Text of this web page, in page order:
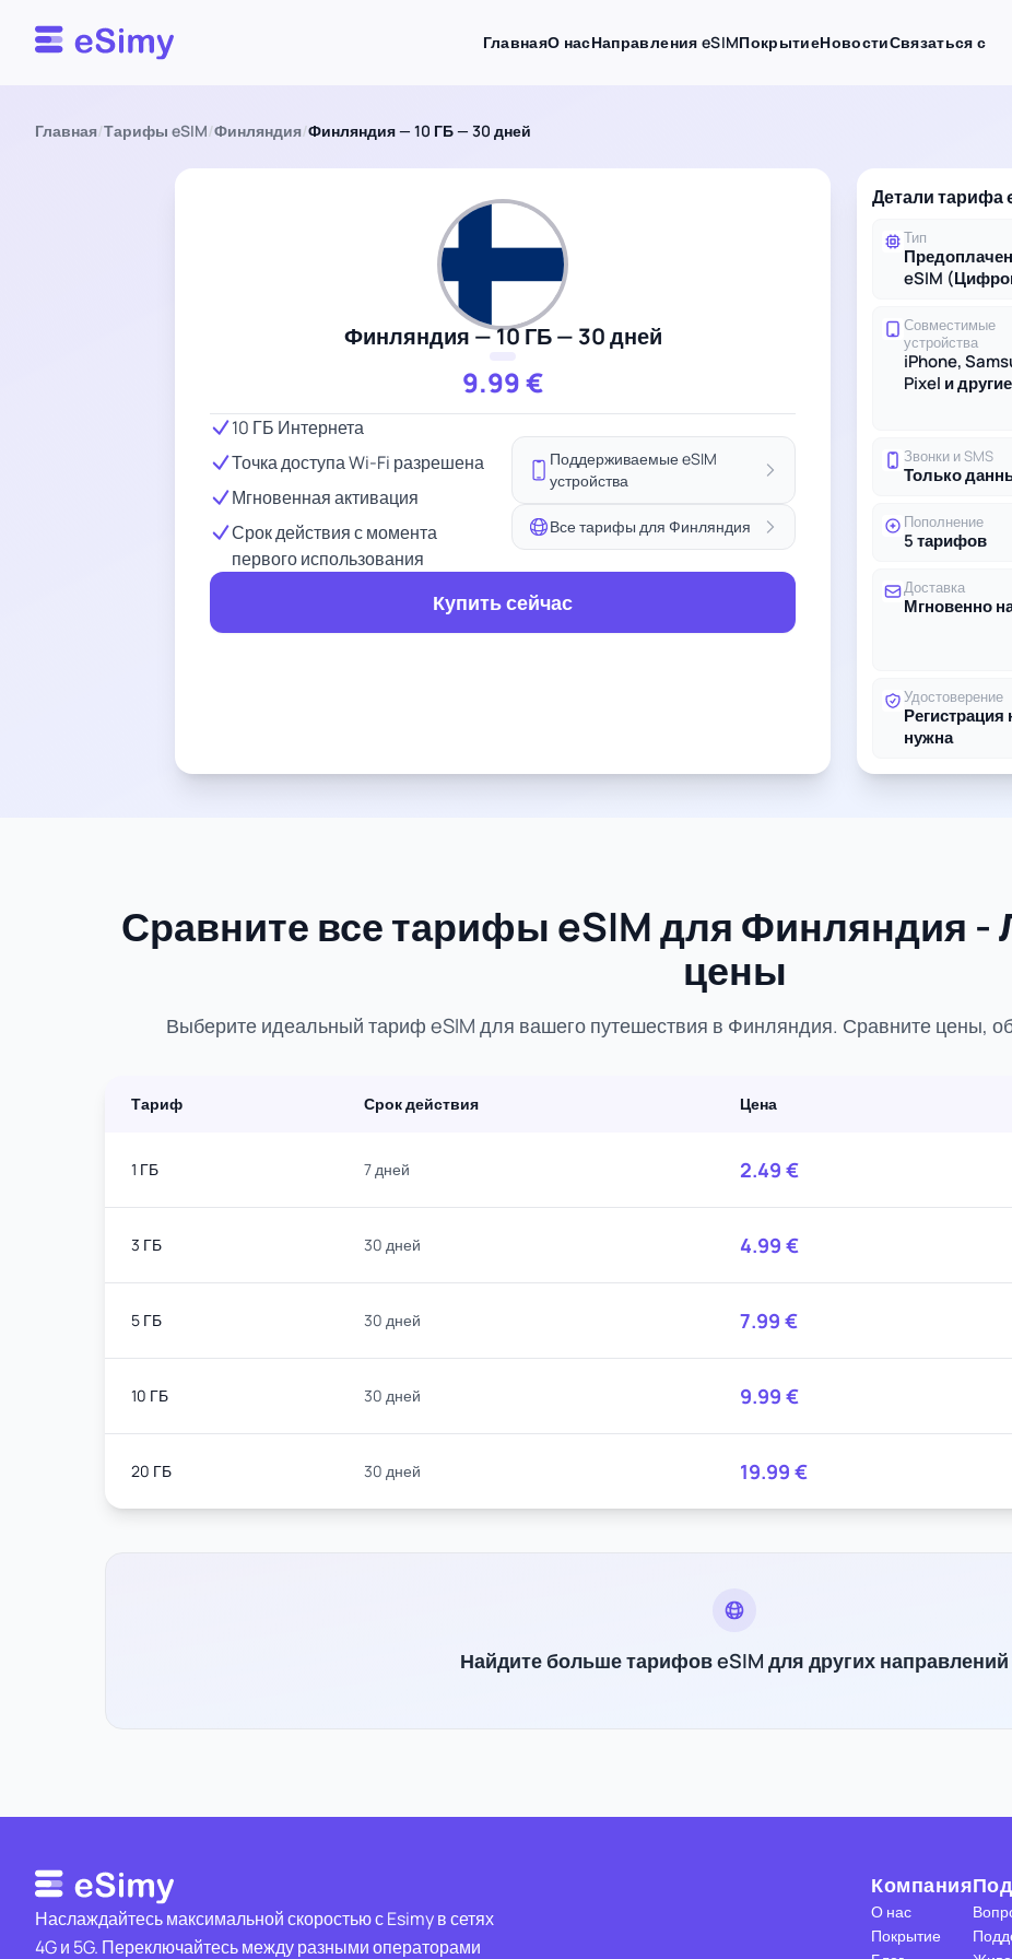
Esimy ГлавнаяО насНаправления eSIMПокрытиеНовостиСвязаться с
Главная/Тарифы eSIM/Финляндия/Финляндия — 10 ГБ — 30 дней
Финляндия — 10 ГБ — 30 дней
9.99€
10 ГБ Интернета
Точка доступа Wi-Fi разрешена
Мгновенная активация
Срок действия с момента
первого использования
Поддерживаемые eSIM
устройства
Все тарифы для Финляндия
Купить сейчас
Детали тарифа
Тип
eSIM
Совместимые
устройства
iPhone,
Pixel и другие
Звонки и SMS
Только
Пополнение
5 тарифов
Доставка
Мгновенно
Удостоверение
Регистрация
нужна
Сравните все тарифы eSIM для Финляндия
цены
Выберите идеальный тариф eSIM для вашего путешествия в Финляндия. Сравните цены,
Тариф Срок действия Цена
1 ГБ 7 дней 2.49 €
3 ГБ 30 дней 4.99 €
5 ГБ 30 дней 7.99 €
10 ГБ 30 дней 9.99 €
20 ГБ 30 дней 19.99 €
Найдите больше тарифов eSIM для других направлений
Наслаждайтесь максимальной скоростью с Esimy в сетях
4G и 5G. Переключайтесь между разными операторами
Компания
О нас
Покрытие